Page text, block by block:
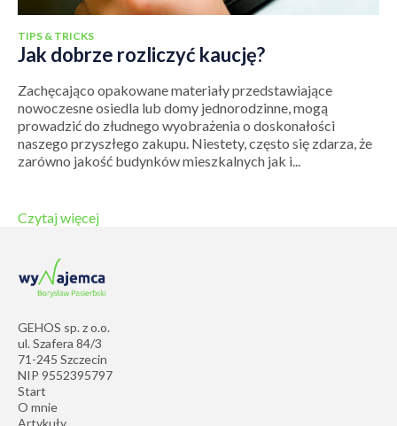
TIPS & TRICKS
Jak dobrze rozliczyć kaucję?
Zachęcająco opakowane materiały przedstawiające
nowoczesne osiedla lub domy jednorodzinne, mogą
prowadzić do złudnego wyobrażenia o doskonałości
naszego przyszłego zakupu. Niestety, często się zdarza, że
zarówno jakość budynków mieszkalnych jak i...
Czytaj więcej
GEHOS sp. z o.o.
ul. Szafera 84/3
71-245 Szczecin
NIP 9552395797
Start
O mnie
Artykuły